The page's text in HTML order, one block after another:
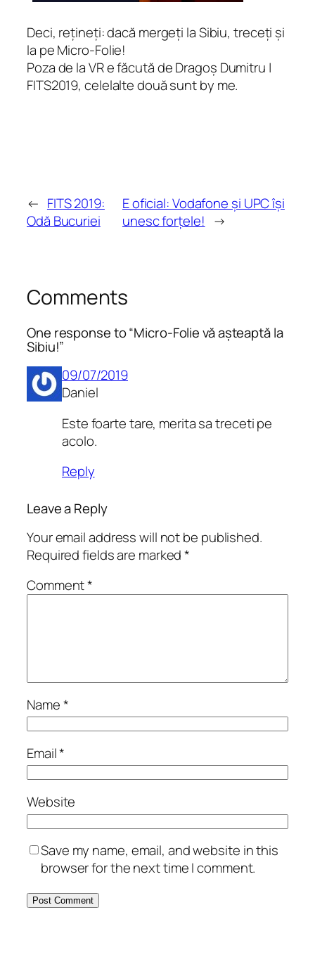
Deci, rețineți: dacă mergeți la Sibiu, treceți și
la pe Micro-Folie!
Poza de la VR e făcută de Dragoș Dumitru |
FITS2019, celelalte două sunt by me.
← FITS 2019:
Odă Bucuriei
E oficial: Vodafone și UPC își
unesc forțele! →
Comments
One response to “Micro-Folie vă așteaptă la
Sibiu!”
09/07/2019
Daniel
Este foarte tare, merita sa treceti pe
acolo.
Reply
Leave a Reply
Your email address will not be published.
Required fields are marked*
Comment*
Name*
Email*
Website
Save my name, email, and website in this
browser for the next time I comment.